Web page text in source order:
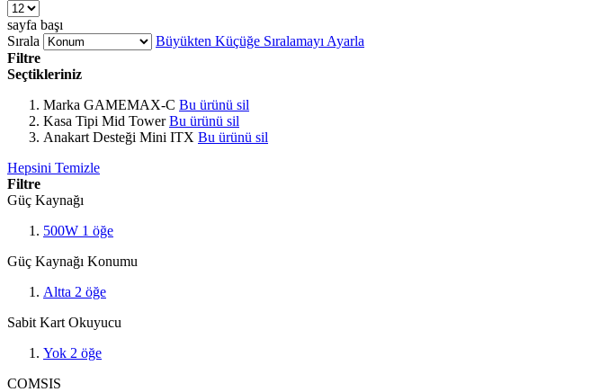
sayfa başı
Sırala
Büyükten Küçüğe Sıralamayı Ayarla
Filtre
Seçtikleriniz
Marka GAMEMAX-C Bu ürünü sil
Kasa Tipi Mid Tower Bu ürünü sil
Anakart Desteği Mini ITX Bu ürünü sil
Hepsini Temizle
Filtre
Güç Kaynağı
500W 1 öğe
Güç Kaynağı Konumu
Altta 2 öğe
Sabit Kart Okuyucu
Yok 2 öğe
COMSIS